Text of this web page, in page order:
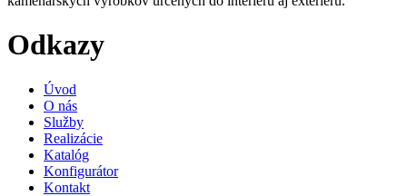
Odkazy
Úvod
O nás
Služby
Realizácie
Katalóg
Konfigurátor
Kontakt